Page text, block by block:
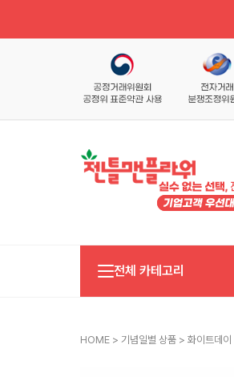
전체 카테고리
HOME > 기념일별 상품 > 화이트데이